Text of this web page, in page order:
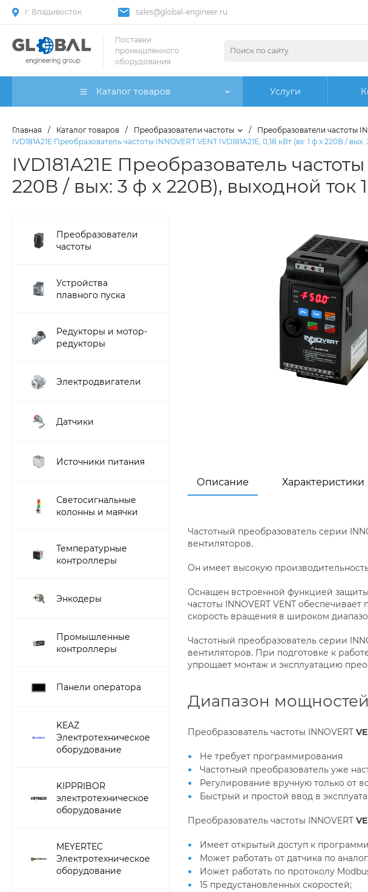
г. Владивосток sales@global-engineer.ru
Поставки
промышленного
оборудования
Каталог товаров Услуги
Главная / Каталог товаров / Преобразователи частоты / Преобразователи частоты
IVD181A21E Преобразователь частоты INNOVERT VENT IVD181A21E, 0,18 кВт (вх: 1 ф х 220В /
IVD181A21E Преобразователь
220В / вых: 3 ф х 220В), выходной ток
Преобразователи
частоты
Устройства
плавного пуска
Редукторы и мотор-
редукторы
Электродвигатели
Датчики
Источники питания
Светосигнальные
колонны и маячки
Температурные
контроллеры
Энкодеры
Промышленные
контроллеры
Панели оператора
KEAZ
Электротехническое
оборудование
KIPPRIBOR
электротехническое
оборудование
MEYERTEC
Электротехническое
оборудование
Описание Характеристики
Частотный преобразователь серии
вентиляторов.
Он имеет высокую
Оснащен встроенной функцией защиты
частоты INNOVERT VENT
скорость вращения в широком
Частотный преобразователь серии
вентиляторов. При подготовке к
упрощает монтаж и эксплуатацию
Диапазон мощностей
Преобразователь частоты INNOVERT
Не требует программирования
Частотный преобразователь уже
Регулирование вручную только от
Быстрый и простой ввод в
Преобразователь частоты INNOVERT
Имеет открытый доступ к
Может работать от датчика по
Иожет работать по протоколу
15 предустановленных скоростей;